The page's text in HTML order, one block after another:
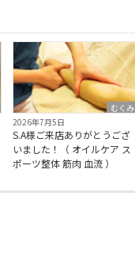
むくみ
2026年7月5日
S.A様ご来店ありがとうござ
いました！（ オイルケア ス
ポーツ整体 筋肉 血流 ）